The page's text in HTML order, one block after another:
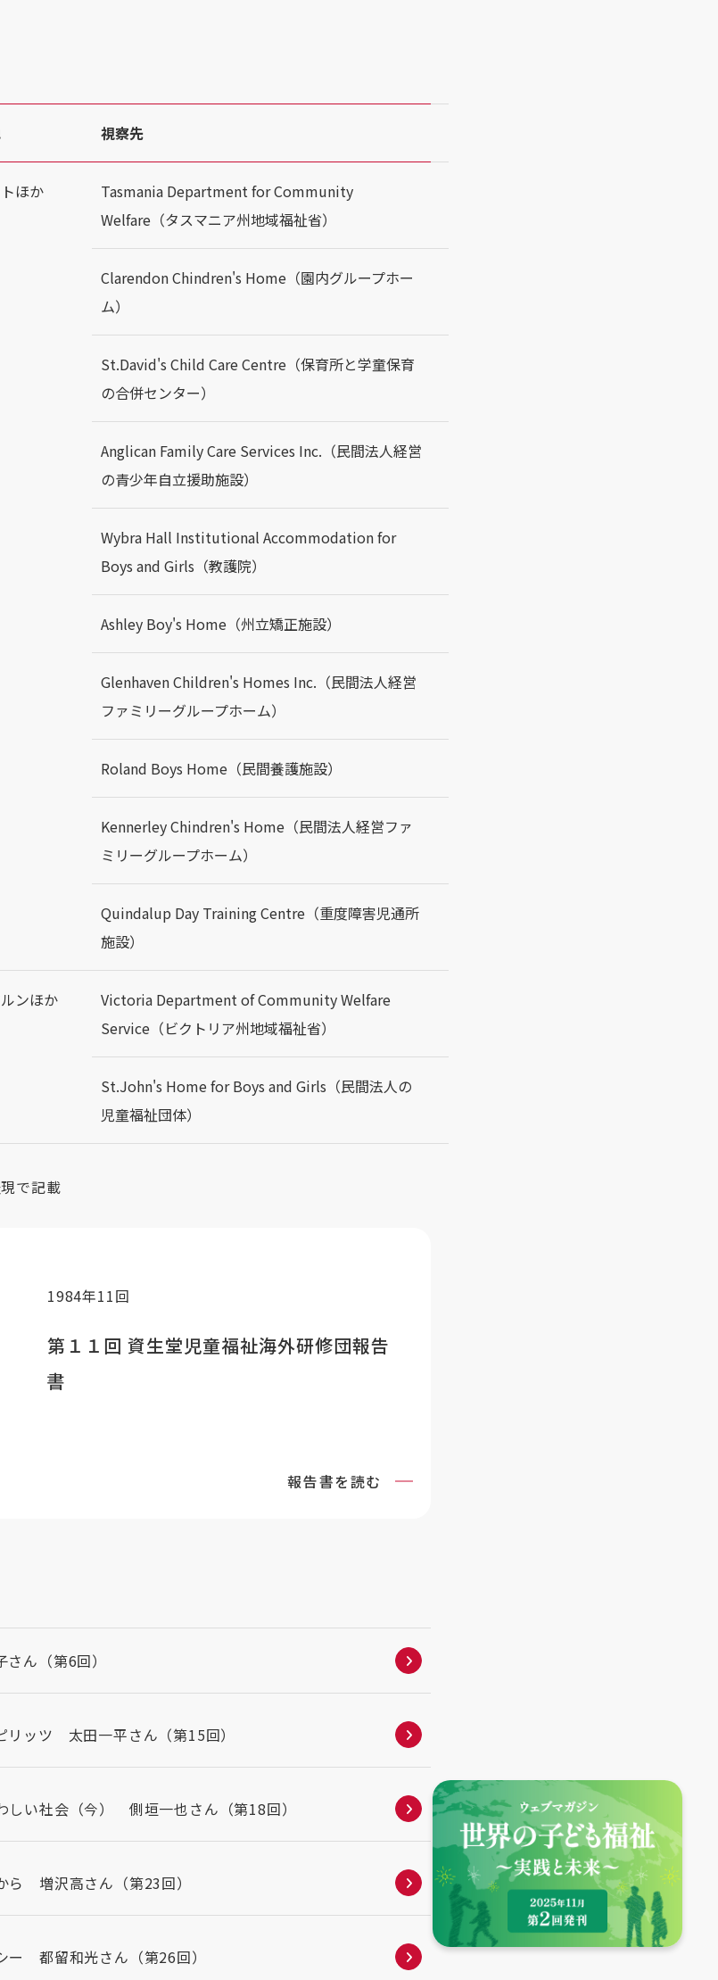
視察先
ほか
Tasmania Department for Community
Welfare（タスマニア州地域福祉省）
Clarendon Chindren's Home（園内グループホー
ム）
St.David's Child Care Centre（保育所と学童保育
の合併センター）
Anglican Family Care Services Inc.（民間法人経営
の青少年自立援助施設）
Wybra Hall Institutional Accommodation for
Boys and Girls（教護院）
Ashley Boy's Home（州立矯正施設）
Glenhaven Children's Homes Inc.（民間法人経営
ファミリーグループホーム）
Roland Boys Home（民間養護施設）
Kennerley Chindren's Home（民間法人経営ファ
ミリーグループホーム）
Quindalup Day Training Centre（重度障害児通所
施設）
ンほか
Victoria Department of Community Welfare
Service（ビクトリア州地域福祉省）
St.John's Home for Boys and Girls（民間法人の
児童福祉団体）
で記載
1984年11回
第１１回 資生堂児童福祉海外研修団報告
書
報告書を読む
ん（第6回）
リッツ 太田一平さん（第15回）
しい社会（今） 側垣一也さん（第18回）
ら 増沢高さん（第23回）
ー 都留和光さん（第26回）